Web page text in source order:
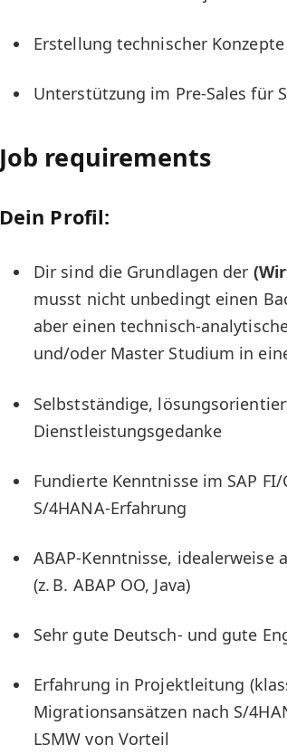
Erstellung technischer
Unterstützung im Pre-Sales für
Job requirements
Dein Profil:
Dir sind die Grundlagen der
musst nicht unbedingt einen
aber einen technisch-
und/oder Master Studium in
Selbstständige,
Dienstleistungsgedanke
Fundierte Kenntnisse im SAP
S/4HANA-Erfahrung
ABAP-Kenntnisse,
(z. B. ABAP OO, Java)
Sehr gute Deutsch- und gute
Erfahrung in Projektleitung
Migrationsansätzen nach S/
LSMW von Vorteil